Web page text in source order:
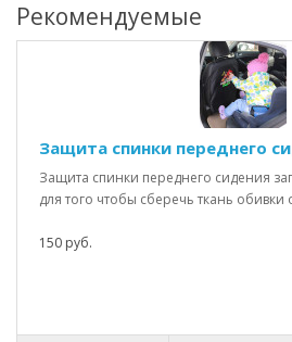
Рекомендуемые
Защита спинки переднего
Защита спинки переднего сидения
для того чтобы сберечь ткань обивки
150 руб.